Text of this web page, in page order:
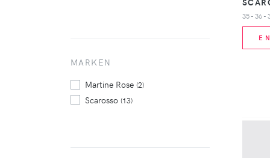
35 - 36 -
MARKEN
Martine Rose (2)
Scarosso (13)